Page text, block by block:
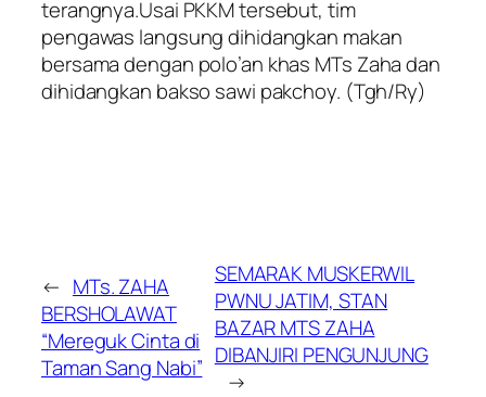
terangnya.Usai PKKM tersebut, tim
pengawas langsung dihidangkan makan
bersama dengan polo’an khas MTs Zaha dan
dihidangkan bakso sawi pakchoy. (Tgh/Ry)
← MTs. ZAHA
BERSHOLAWAT
“Mereguk Cinta di
Taman Sang Nabi”
SEMARAK MUSKERWIL
PWNU JATIM, STAN
BAZAR MTS ZAHA
DIBANJIRI PENGUNJUNG
→